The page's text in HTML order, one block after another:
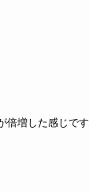
倍増した感じです